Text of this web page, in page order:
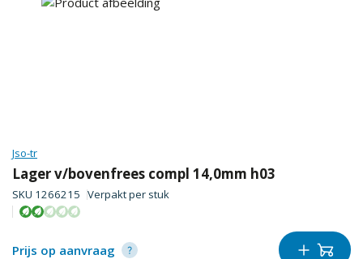
Jso-tr
Lager v/bovenfrees compl 14,0mm h03
SKU 1266215 Verpakt per stuk
Prijs op aanvraag